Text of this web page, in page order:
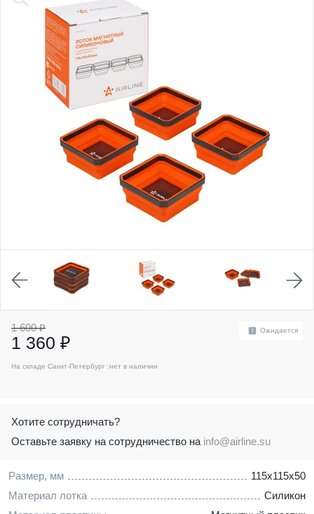
Размер, мм
115х115х50
Материал лотка
Силикон
1 600 ₽
1 360 ₽
Ожидается
На складе Санкт-Петербург :нет в наличии
Хотите сотрудничать?
Оставьте заявку на сотрудничество на info@airline.su